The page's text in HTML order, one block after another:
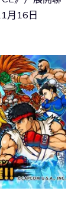
月16日